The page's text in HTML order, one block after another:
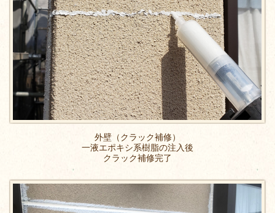
外壁（クラック補修）
一液エポキシ系樹脂の注入後
クラック補修完了